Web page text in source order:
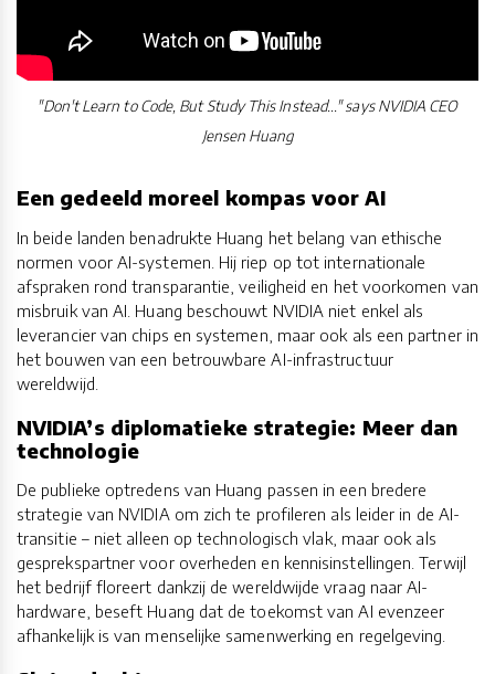
"Don't Learn to Code, But Study This Instead..." says NVIDIA CEO
Jensen Huang
Een gedeeld moreel kompas voor AI
In beide landen benadrukte Huang het belang van ethische
normen voor AI-systemen. Hij riep op tot internationale
afspraken rond transparantie, veiligheid en het voorkomen van
misbruik van AI. Huang beschouwt NVIDIA niet enkel als
leverancier van chips en systemen, maar ook als een partner in
het bouwen van een betrouwbare AI-infrastructuur
wereldwijd.
NVIDIA’s diplomatieke strategie: Meer dan
technologie
De publieke optredens van Huang passen in een bredere
strategie van NVIDIA om zich te profileren als leider in de AI-
transitie – niet alleen op technologisch vlak, maar ook als
gesprekspartner voor overheden en kennisinstellingen. Terwijl
het bedrijf floreert dankzij de wereldwijde vraag naar AI-
hardware, beseft Huang dat de toekomst van AI evenzeer
afhankelijk is van menselijke samenwerking en regelgeving.